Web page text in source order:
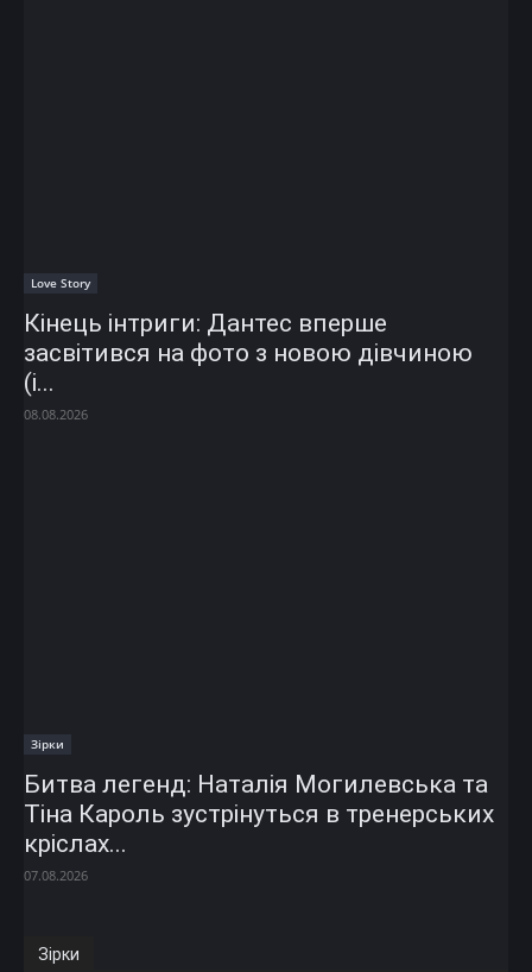
Love Story
Кінець інтриги: Дантес вперше
засвітився на фото з новою дівчиною
(і...
08.08.2026
Зірки
Битва легенд: Наталія Могилевська та
Тіна Кароль зустрінуться в тренерських
кріслах...
07.08.2026
Зірки